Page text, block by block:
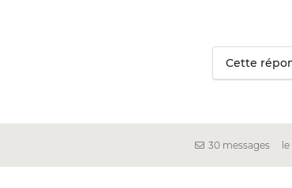
Cette
30 messages